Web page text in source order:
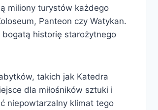
miliony turystów każdego
Panteon czy Watykan.
historię starożytnego
takich jak Katedra
dla miłośników sztuki i
niepowtarzalny klimat tego